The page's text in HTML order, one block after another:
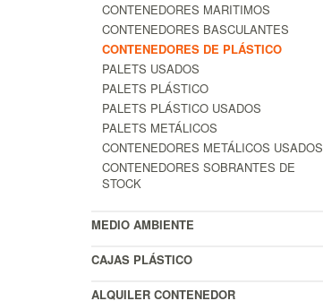
CONTENEDORES MARITIMOS
CONTENEDORES BASCULANTES
CONTENEDORES DE PLÁSTICO
PALETS USADOS
PALETS PLÁSTICO
PALETS PLÁSTICO USADOS
PALETS METÁLICOS
CONTENEDORES METÁLICOS USADOS
CONTENEDORES SOBRANTES DE
STOCK
MEDIO AMBIENTE
CAJAS PLÁSTICO
ALQUILER CONTENEDOR